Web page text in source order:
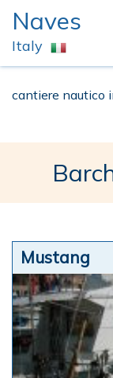
Naves
Italy
cantiere nautico
Mustang